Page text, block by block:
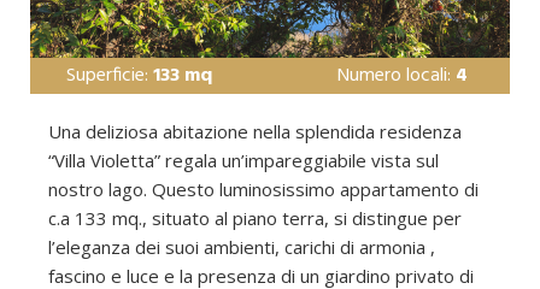
Superficie:133 mq Numero locali: 4
Una deliziosa abitazione nella splendida residenza
“Villa Violetta” regala un’impareggiabile vista sul
nostro lago. Questo luminosissimo appartamento di
c.a 133 mq., situato al piano terra, si distingue per
l’eleganza dei suoi ambienti, carichi di armonia ,
fascino e luce e la presenza di un giardino privato di